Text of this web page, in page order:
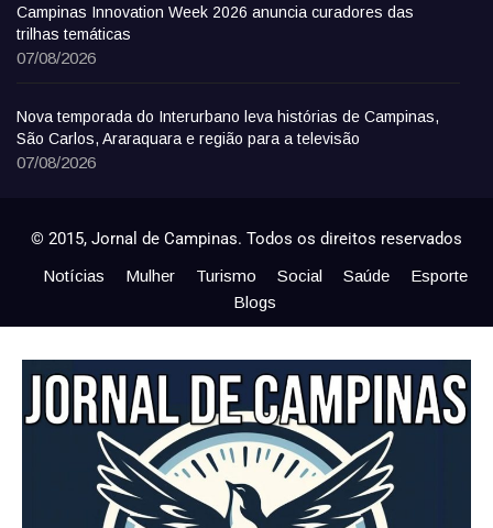
Campinas Innovation Week 2026 anuncia curadores das
trilhas temáticas
07/08/2026
Nova temporada do Interurbano leva histórias de Campinas,
São Carlos, Araraquara e região para a televisão
07/08/2026
© 2015, Jornal de Campinas. Todos os direitos reservados
Notícias Mulher Turismo Social Saúde
Esporte
Blogs